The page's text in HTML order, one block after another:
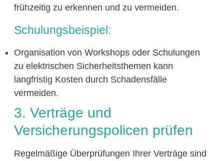
frühzeitig zu erkennen und zu vermeiden.
Schulungsbeispiel:
Organisation von Workshops oder Schulungen
zu elektrischen Sicherheitsthemen kann
langfristig Kosten durch Schadensfälle
vermeiden.
3. Verträge und
Versicherungspolicen prüfen
Regelmäßige Überprüfungen Ihrer Verträge sind